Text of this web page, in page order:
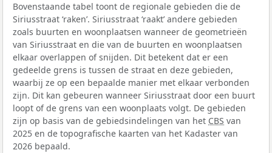
Bovenstaande tabel toont de regionale gebieden die de
Siriusstraat ‘raken’. Siriusstraat ‘raakt’ andere gebieden
zoals buurten en woonplaatsen wanneer de geometrieën
van Siriusstraat en die van de buurten en woonplaatsen
elkaar overlappen of snijden. Dit betekent dat er een
gedeelde grens is tussen de straat en deze gebieden,
waarbij ze op een bepaalde manier met elkaar verbonden
zijn. Dit kan gebeuren wanneer Siriusstraat door een buurt
loopt of de grens van een woonplaats volgt. De gebieden
zijn op basis van de gebiedsindelingen van het CBS van
2025 en de topografische kaarten van het Kadaster van
2026 bepaald.